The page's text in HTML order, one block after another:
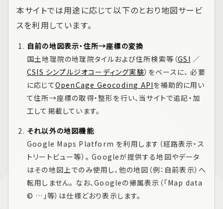
本サイトでは用途に応じて以下のとおり地図サービ
スを利用しています。
自前の地図表示・住所→座標の変換
国土地理院の地理院タイルおよび住所検索等（GSI ／
CSIS シンプルジオコーディング実験）をベースに、 必要
に応じてOpenCage Geocoding APIを補助的に用い
て住所→座標の取得・整形を行い、当サイトで追記・加
工して掲載しています。
それ以外の地図機能
Google Maps Platform を利用します（経路表示・ス
トリートビュー等）。 Googleが提供する地図やデータ
はその地図上でのみ使用し、他の地図（例：自前表示）へ
転用しません。 なお、Googleの帰属表示（「Map data
© …」等）は仕様どおり表示します。